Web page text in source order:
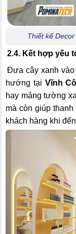
Thiết kế
2.4. Kết hợp yếu
Đưa cây xanh vào
hướng tại Vĩnh
hay mảng tường
mà còn giúp
khách hàng khi